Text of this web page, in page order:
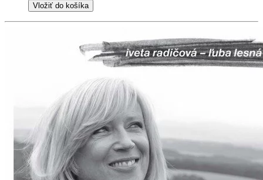
Vložiť do košíka